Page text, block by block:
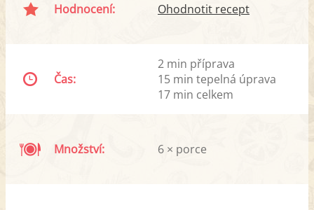
Hodnocení: Ohodnotit recept
Čas:
2 min příprava
15 min tepelná úprava
17 min celkem
Množství: 6 × porce